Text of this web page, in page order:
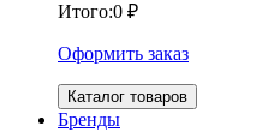
Итого:0 ₽
Оформить заказ
Каталог товаров
Бренды